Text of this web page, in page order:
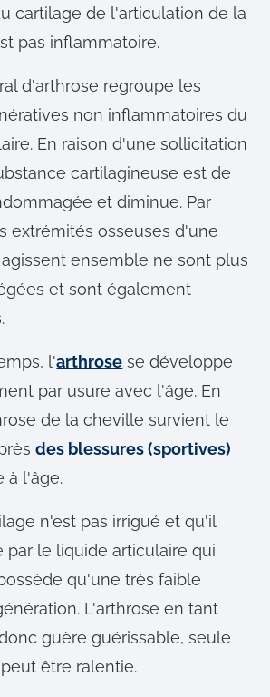
cartilage de l'articulation de la
pas inflammatoire.
d'arthrose regroupe les
non inflammatoires du
En raison d'une sollicitation
cartilagineuse est de
et diminue. Par
extrémités osseuses d'une
ensemble ne sont plus
et sont également
l'arthrose se développe
par usure avec l'âge. En
de la cheville survient le
des blessures (sportives)
à l'âge.
n'est pas irrigué et qu'il
par le liquide articulaire qui
qu'une très faible
L'arthrose en tant
guère guérissable, seule
être ralentie.